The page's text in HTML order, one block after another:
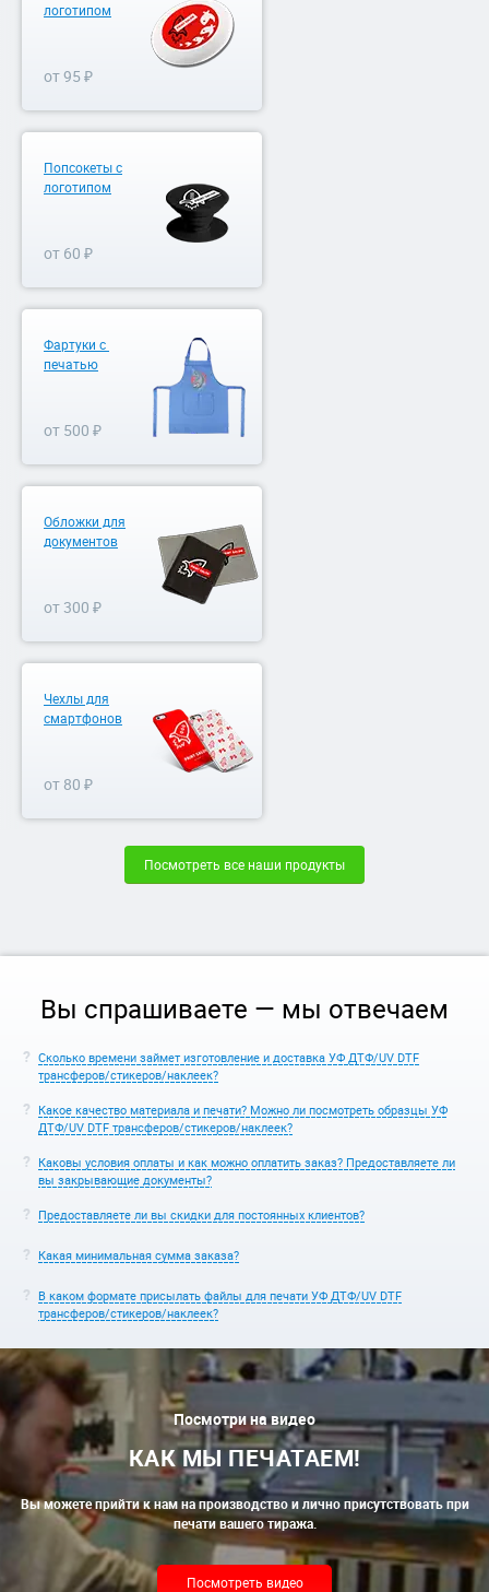
логотипом
от 95 ₽
Попсокеты с
логотипом
от 60 ₽
Фартуки с
печатью
от 500 ₽
Обложки для
документов
от 300 ₽
Чехлы для
смартфонов
от 80 ₽
Посмотреть все наши продукты
Вы спрашиваете — мы отвечаем
Сколько времени займет изготовление и доставка УФ ДТФ/UV DTF
трансферов/стикеров/наклеек?
Какое качество материала и печати? Можно ли посмотреть образцы УФ
ДТФ/UV DTF трансферов/стикеров/наклеек?
Каковы условия оплаты и как можно оплатить заказ? Предоставляете ли
вы закрывающие документы?
Предоставляете ли вы скидки для постоянных клиентов?
Какая минимальная сумма заказа?
В каком формате присылать файлы для печати УФ ДТФ/UV DTF
трансферов/стикеров/наклеек?
Посмотри на видео
КАК МЫ ПЕЧАТАЕМ!
Вы можете прийти к нам на производство и лично присутствовать при
печати вашего тиража.
Посмотреть видео